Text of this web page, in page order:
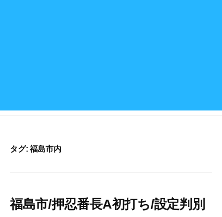
タグ:福島市内
福島市/押忍番長A初打ち/設定判別